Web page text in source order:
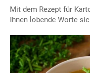
Mit dem Rezept für
Ihnen lobende Worte